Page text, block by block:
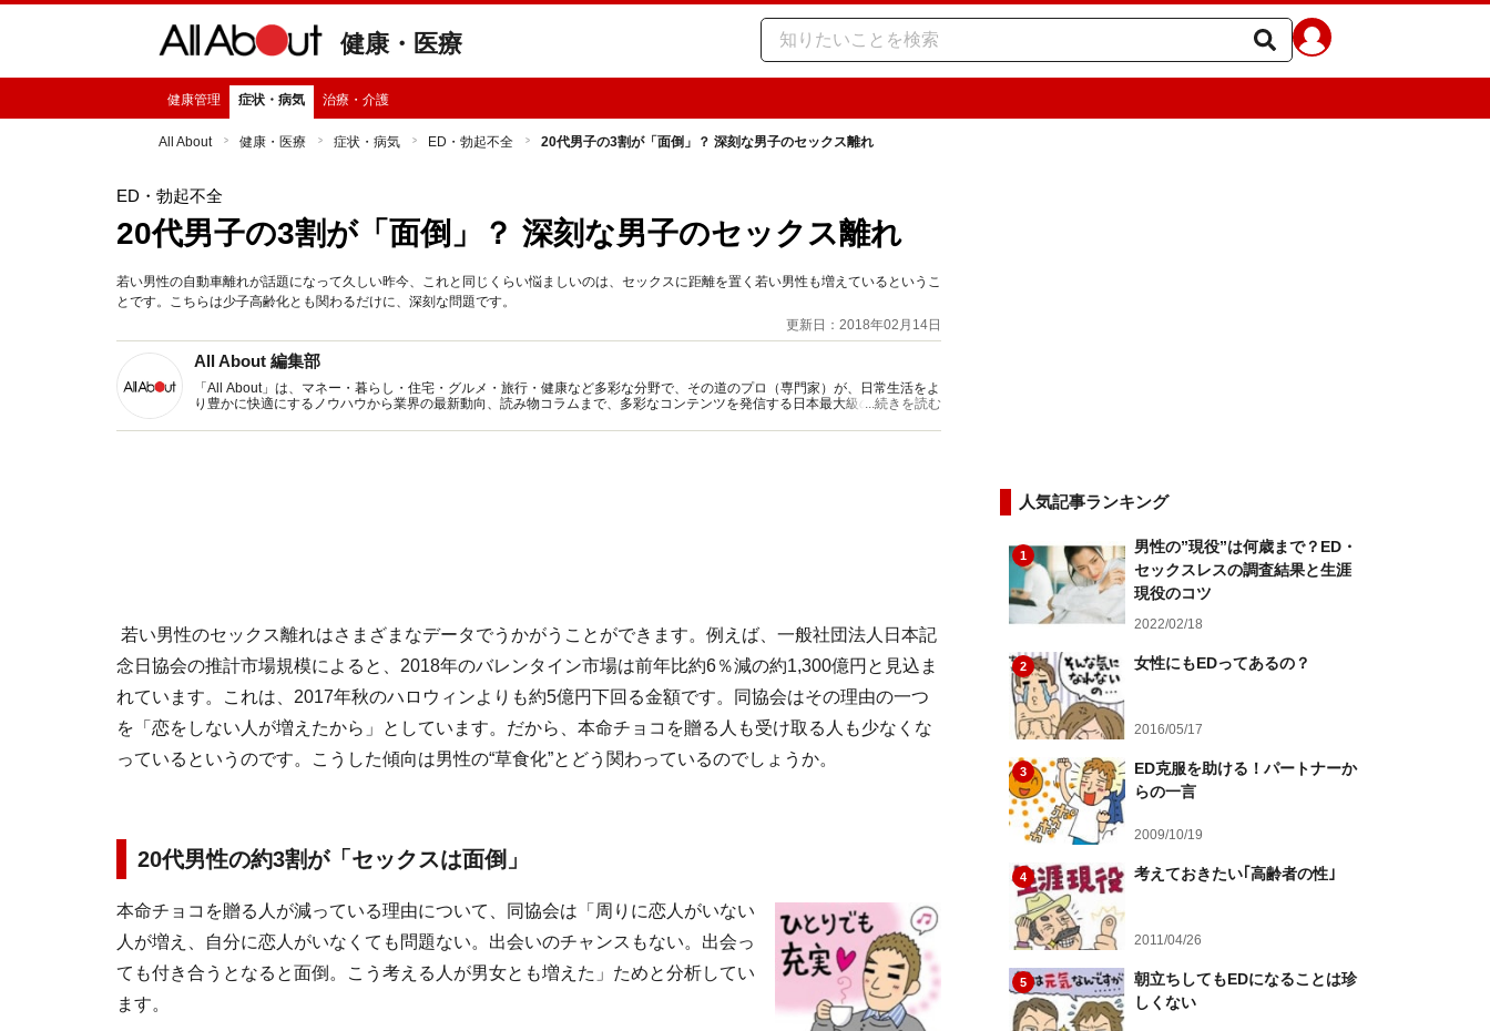
健康・医療
健康管理 症状・病気 治療・介護
All About 健康・医療 症状・病気 ED・勃起不全 20代男子の3割が「面倒」？ 深刻な男子のセックス離れ
ED・勃起不全
20代男子の3割が「面倒」？ 深刻な男子のセックス離れ
若い男性の自動車離れが話題になって久しい昨今、これと同じくらい悩ましいのは、セックスに距離を置く若い男性も増えているというこ
とです。こちらは少子高齢化とも関わるだけに、深刻な問題です。
更新日：2018年02月14日
All About 編集部
「All About」は、マネー・暮らし・住宅・グルメ・旅行・健康など多彩な分野で、その道のプロ（専門家）が、日常生活をよ
り豊かに快適にするノウハウから業界の最新動向、読み物コラムまで、多彩なコンテンツを発信する日本最大級の総合情報サ
...続きを読む
若い男性のセックス離れはさまざまなデータでうかがうことができます。例えば、一般社団法人日本記
念日協会の推計市場規模によると、2018年のバレンタイン市場は前年比約6％減の約1,300億円と見込ま
れています。これは、2017年秋のハロウィンよりも約5億円下回る金額です。同協会はその理由の一つ
を「恋をしない人が増えたから」としています。だから、本命チョコを贈る人も受け取る人も少なくな
っているというのです。こうした傾向は男性の“草食化”とどう関わっているのでしょうか。
20代男性の約3割が「セックスは面倒」
本命チョコを贈る人が減っている理由について、同協会は「周りに恋人がいない
人が増え、自分に恋人がいなくても問題ない。出会いのチャンスもない。出会っ
ても付き合うとなると面倒。こう考える人が男女とも増えた」ためと分析してい
ます。
人気記事ランキング
1
男性の”現役”は何歳まで？ED・
セックスレスの調査結果と生涯
現役のコツ
2022/02/18
2 女性にもEDってあるの？
2016/05/17
3
ED克服を助ける！パートナーか
らの一言
2009/10/19
4 考えておきたい｢高齢者の性｣
2011/04/26
5
朝立ちしてもEDになることは珍
しくない